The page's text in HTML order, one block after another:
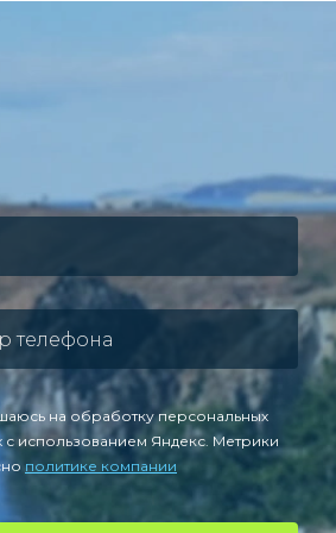
на обработку персональных
с использованием Яндекс. Метрики
политике компании